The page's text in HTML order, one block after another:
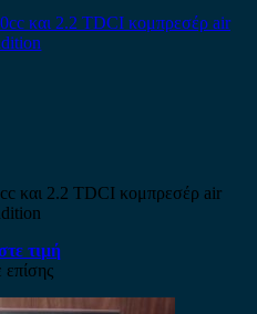
και 2.2 TDCI κομπρεσέρ air
τιμή
επίσης